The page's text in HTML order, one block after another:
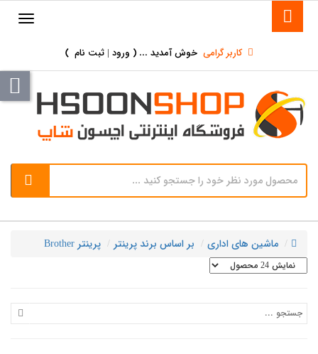
کاربر گرامی خوش آمدید ... ( ورود | ثبت نام )
ماشین های اداری بر اساس برند پرینتر پرینتر Brother